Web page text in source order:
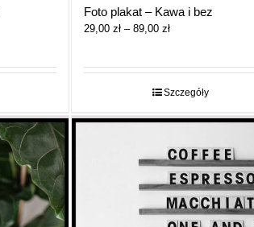
Foto plakat – Kawa i bez
29,00 zł – 89,00 złZakres
29,00 zł
do
Szczegóły